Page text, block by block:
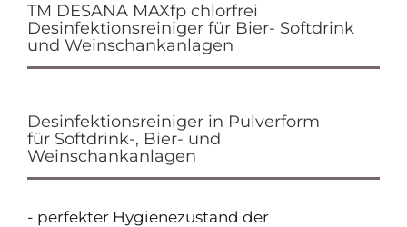
TM DESANA MAXfp chlorfrei
Desinfektionsreiniger für Bier- Softdrink
und Weinschankanlagen
Desinfektionsreiniger in Pulverform
für Softdrink-, Bier- und
Weinschankanlagen
- perfekter Hygienezustand der